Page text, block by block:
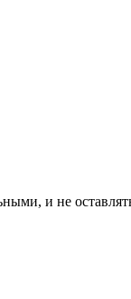
и не